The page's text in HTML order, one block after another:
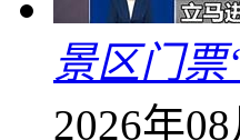
景区门
2026年